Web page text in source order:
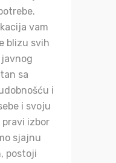
vam
blizu svih
sa
i
i svoju
izbor
sjajnu
postoji